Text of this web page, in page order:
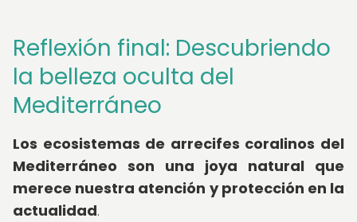
Reflexión final: Descubriendo
la belleza oculta del
Mediterráneo
Los ecosistemas de arrecifes coralinos del
Mediterráneo son una joya natural que
merece nuestra atención y protección en la
actualidad.